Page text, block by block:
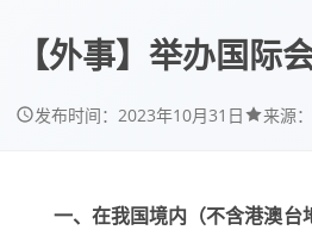
【外事】举办国际
发布时间： 2023年10月31日 来源：
一、在我国境内（不含港澳